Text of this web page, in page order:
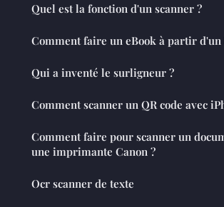
Quel est la fonction d'un scanner ?
Comment faire un eBook à partir
Qui a inventé le surligneur ?
Comment scanner un QR code avec
Comment faire pour scanner un
une imprimante Canon ?
Ocr scanner de texte